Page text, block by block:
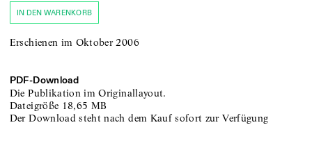
IN DEN WARENKORB
Erschienen im Oktober 2006
PDF-Download
Die Publikation im Originallayout.
Dateigröße 18,65 MB
Der Download steht nach dem Kauf sofort zur Verfügung